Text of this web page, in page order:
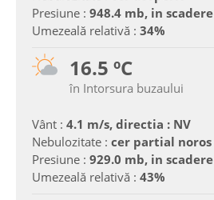
Presiune : 948.4 mb, in scadere
Umezeală relativă : 34%
16.5 ºC
în Intorsura buzaului
Vânt : 4.1 m/s, directia : NV
Nebulozitate : cer partial noros
Presiune : 929.0 mb, in scadere
Umezeală relativă : 43%